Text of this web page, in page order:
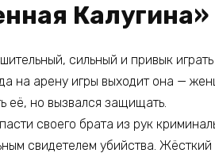
Калугина»
сильный и привык
на арену игры выходит она —
её, но вызвался защищать.
своего брата из рук
свидетелем убийства.